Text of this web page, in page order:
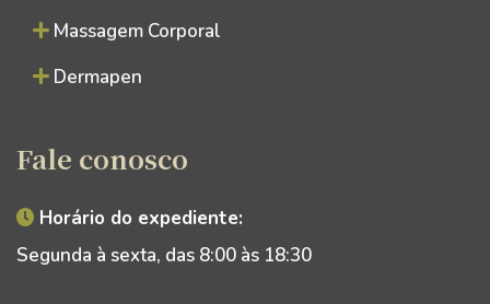
Massagem Corporal
Dermapen
Fale conosco
Horário do expediente:
Segunda à sexta, das 8:00 às 18:30